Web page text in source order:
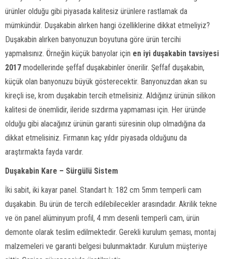
ürünler olduğu gibi piyasada kalitesiz ürünlere rastlamak da
mümkündür. Duşakabin alırken hangi özelliklerine dikkat etmeliyiz?
Duşakabin alırken banyonuzun boyutuna göre ürün tercihi
yapmalısınız. Örneğin küçük banyolar için en iyi duşakabin tavsiyesi
2017 modellerinde şeffaf duşakabinler önerilir. Şeffaf duşakabin,
küçük olan banyonuzu büyük gösterecektir. Banyonuzdan akan su
kireçli ise, krom duşakabin tercih etmelisiniz. Aldığınız ürünün silikon
kalitesi de önemlidir, ileride sızdırma yapmaması için. Her üründe
olduğu gibi alacağınız ürünün garanti süresinin olup olmadığına da
dikkat etmelisiniz. Firmanın kaç yıldır piyasada olduğunu da
araştırmakta fayda vardır.
Duşakabin Kare – Sürgülü Sistem
İki sabit, iki kayar panel. Standart h: 182 cm 5mm temperli cam
duşakabin. Bu ürün de tercih edilebilecekler arasındadır. Akrilik tekne
ve ön panel alüminyum profil, 4 mm desenli temperli cam, ürün
demonte olarak teslim edilmektedir. Gerekli kurulum şeması, montaj
malzemeleri ve garanti belgesi bulunmaktadır. Kurulum müşteriye